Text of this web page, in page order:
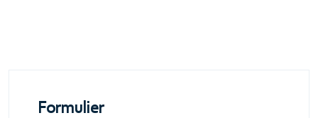
Formulier